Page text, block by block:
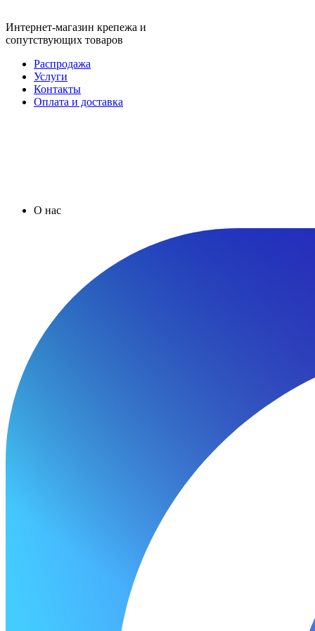
Интернет-магазин крепежа и
сопутствующих товаров
Распродажа
Услуги
Контакты
Оплата и доставка
О нас